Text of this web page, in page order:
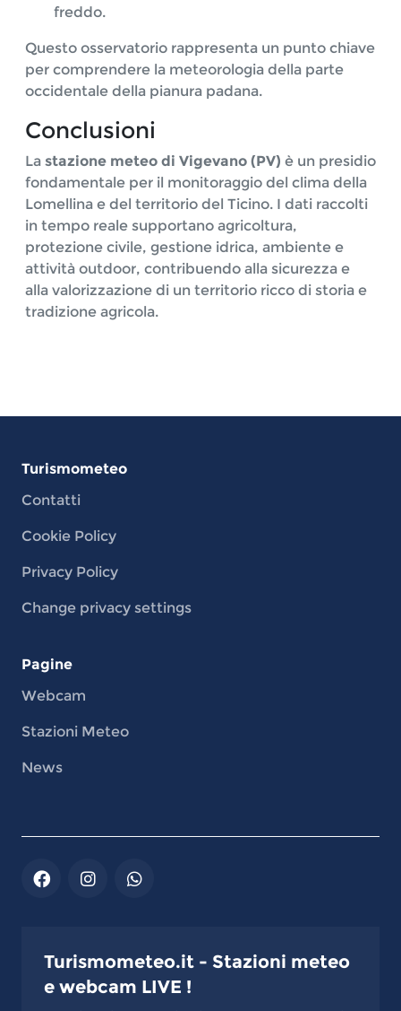
freddo.
Questo osservatorio rappresenta un punto chiave
per comprendere la meteorologia della parte
occidentale della pianura padana.
Conclusioni
La stazione meteo di Vigevano (PV) è un presidio
fondamentale per il monitoraggio del clima della
Lomellina e del territorio del Ticino. I dati raccolti
in tempo reale supportano agricoltura,
protezione civile, gestione idrica, ambiente e
attività outdoor, contribuendo alla sicurezza e
alla valorizzazione di un territorio ricco di storia e
tradizione agricola.
Turismometeo
Contatti
Cookie Policy
Privacy Policy
Change privacy settings
Pagine
Webcam
Stazioni Meteo
News
Turismometeo.it - Stazioni meteo
e webcam LIVE !